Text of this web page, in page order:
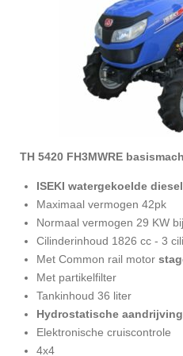
TH 5420 FH3MWRE
ISEKI watergekoelde
Maximaal vermogen 42pk
Normaal vermogen 29 KW
Cilinderinhoud 1826 cc - 3
Met Common rail motor
Met partikelfilter
Tankinhoud 36 liter
Hydrostatische
Elektronische cruiscontrole
4x4